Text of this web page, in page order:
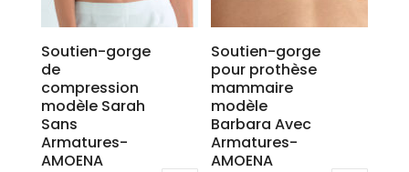
Soutien-gorge
de
compression
modèle Sarah
Sans
Armatures-
AMOENA
Soutien-gorge
pour prothèse
mammaire
modèle
Barbara Avec
Armatures-
AMOENA